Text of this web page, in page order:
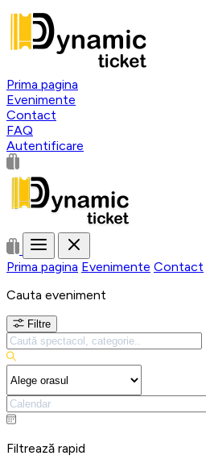
Prima pagina
Evenimente
Contact
FAQ
Autentificare
Prima pagina Evenimente Contact
Cauta eveniment
Filtre
Filtrează rapid